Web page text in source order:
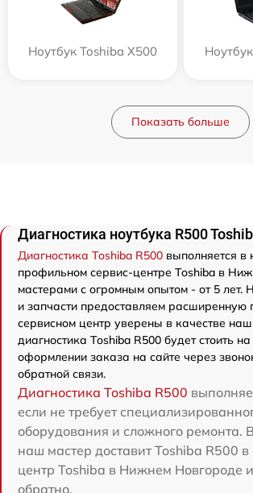
Ноутбук Toshiba X500
Показать больше
Диагностика ноутбука R500
Диагностика Toshiba R500 выполняется
профильном сервис-центре Toshiba в
мастерами с огромным опытом - от 5 лет.
и запчасти предоставляем
сервисном центр уверены в качестве
диагностика Toshiba R500 будет стоить
оформлении заказа на сайте через
обратной связи.
Диагностика Toshiba R500
если не требует
оборудования и сложного ремонта.
наш мастер доставит Toshiba R500
центр Toshiba в Нижнем Новгороде
обратно.